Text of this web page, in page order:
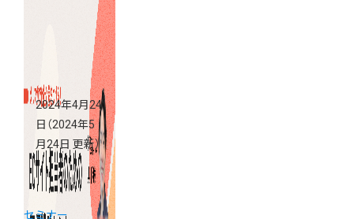
2024年4月24
日 （2024年5
月24日 更新）
セミナー